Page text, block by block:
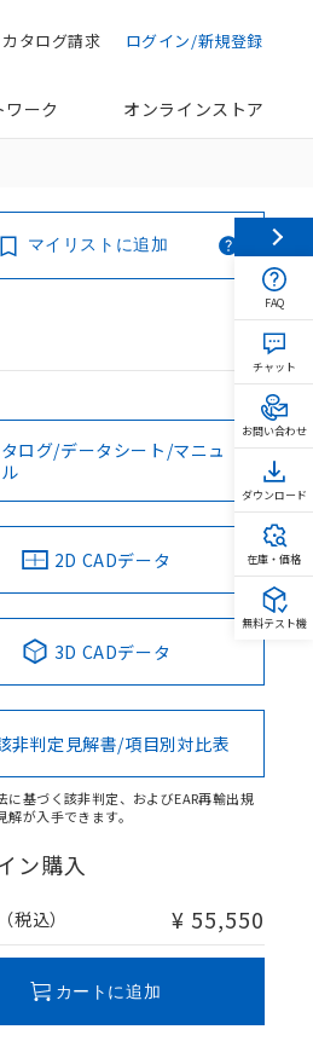
ログイン/新規登録
カタログ請求
ーク オンラインストア
マイリストに追加
ログ/データシート/マニュ
2D CADデータ
3D CADデータ
非判定見解書/項目別対比表
に基づく該非判定、およびEAR再輸出規
解が入手できます。
ン購入
税込） ¥ 55,550
カートに追加
FAQ
チャット
お問い合わせ
ダウンロード
在庫・価格
無料テスト機